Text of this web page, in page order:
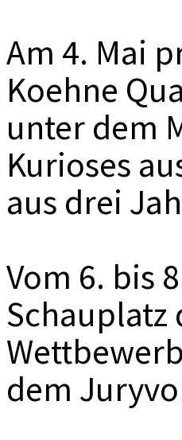
Am 4. Mai
Koehne
unter dem
Kurioses
aus drei
Vom 6. bis
Schauplatz
dem